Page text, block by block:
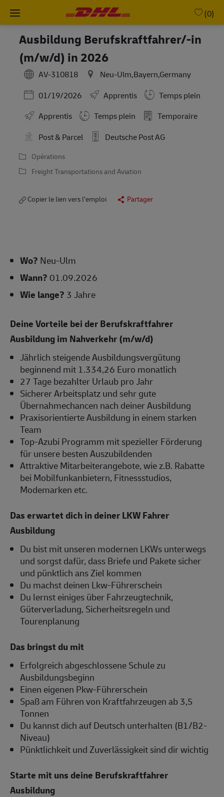
(0)
Ausbildung Berufskraftfahrer/-in
(m/w/d) in 2026
AV-310818
Neu-Ulm,Bayern,Germany
Posted Date
01/19/2026 Apprentis
Temps plein
Apprentis
Working Hours
Temps plein
Temporaire
Post & Parcel
Deutsche Post AG
Opérations
Freight Transportations and Aviation
Copier le lien vers l’emploi Partager
Wo? Neu-Ulm
Wann? 01.09.2026
Wie lange? 3 Jahre
Deine Vorteile bei der Berufskraftfahrer
Ausbildung im Nahverkehr (m/w/d)
Jährlich steigende Ausbildungsvergütung
beginnend mit 1.334,26 Euro monatlich
27 Tage bezahlter Urlaub pro Jahr
Sicherer Arbeitsplatz und sehr gute
Übernahmechancen nach deiner Ausbildung
Praxisorientierte Ausbildung in einem starken
Team
Top-Azubi Programm mit spezieller Förderung
für unsere besten Auszubildenden
Attraktive Mitarbeiterangebote, wie z.B. Rabatte
bei Mobilfunkanbietern, Fitnessstudios,
Modemarken etc.
Das erwartet dich in deiner LKW Fahrer
Ausbildung
Du bist mit unseren modernen LKWs unterwegs
und sorgst dafür, dass Briefe und Pakete sicher
und pünktlich ans Ziel kommen
Du machst deinen Lkw-Führerschein
Du lernst einiges über Fahrzeugtechnik,
Güterverladung, Sicherheitsregeln und
Tourenplanung
Das bringst du mit
Erfolgreich abgeschlossene Schule zu
Ausbildungsbeginn
Einen eigenen Pkw-Führerschein
Spaß am Führen von Kraftfahrzeugen ab 3,5
Tonnen
Du kannst dich auf Deutsch unterhalten (B1/B2-
Niveau)
Pünktlichkeit und Zuverlässigkeit sind dir wichtig
Starte mit uns deine Berufskraftfahrer
Ausbildung